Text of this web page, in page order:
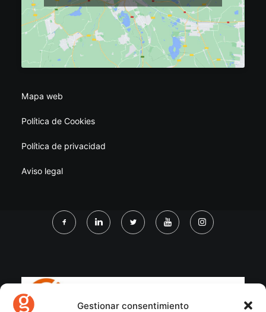
Gestionar consentimiento
Mapa web
Política de Cookies
Política de privacidad
Aviso legal